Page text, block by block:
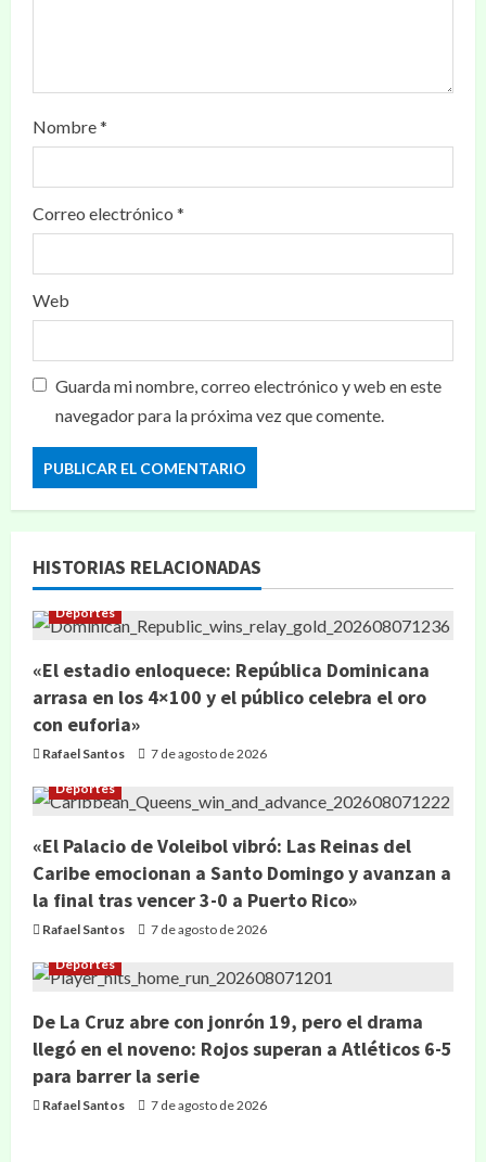
Nombre*
Correo electrónico *
Web
Guarda mi nombre, correo electrónico y web en este
navegador para la próxima vez que comente.
HISTORIAS RELACIONADAS
Deportes
«El estadio enloquece: República Dominicana
arrasa en los 4×100 y el público celebra el oro
con euforia»
Rafael Santos 7 de agosto de 2026
Deportes
«El Palacio de Voleibol vibró: Las Reinas del
Caribe emocionan a Santo Domingo y avanzan a
la final tras vencer 3-0 a Puerto Rico»
Rafael Santos 7 de agosto de 2026
Deportes
De La Cruz abre con jonrón 19, pero el drama
llegó en el noveno: Rojos superan a Atléticos 6-5
para barrer la serie
Rafael Santos 7 de agosto de 2026